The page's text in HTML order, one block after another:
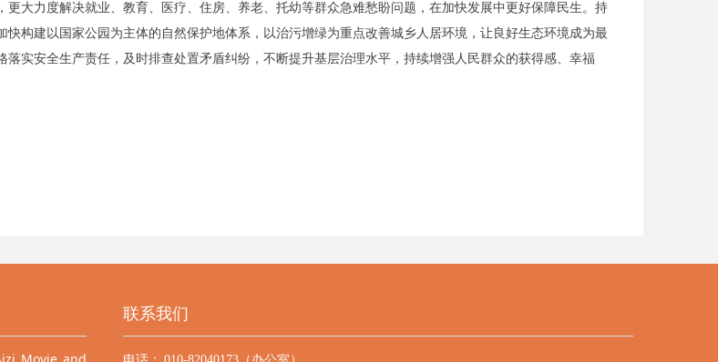
大力度解决就业、教育、医疗、住房、养老、托幼等群众急难愁盼问题，在加快发展中更好保障民生。持
构建以国家公园为主体的自然保护地体系，以治污增绿为重点改善城乡人居环境，让良好生态环境成为最
实安全生产责任，及时排查处置矛盾纠纷，不断提升基层治理水平，持续增强人民群众的获得感、幸福
联系我们